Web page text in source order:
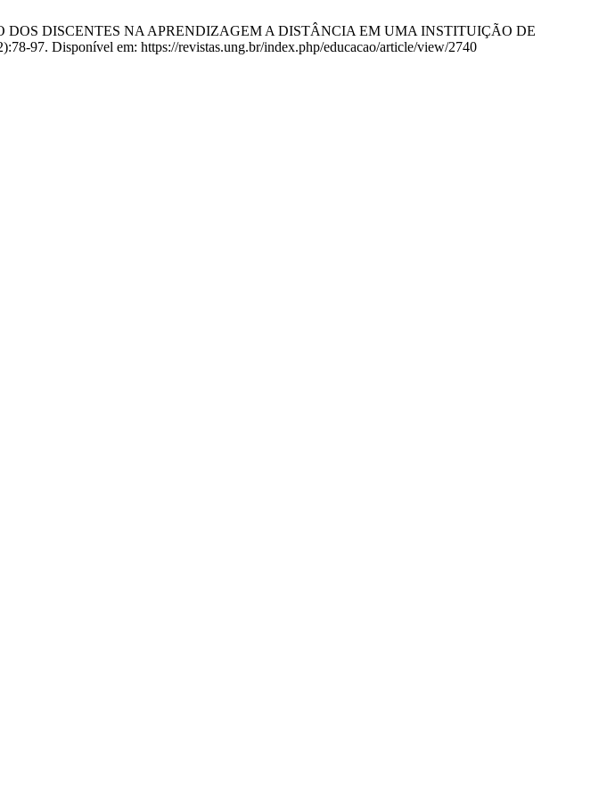
DOS DISCENTES NA APRENDIZAGEM A DISTÂNCIA EM UMA INSTITUIÇÃO DE
97. Disponível em: https://revistas.ung.br/index.php/educacao/article/view/2740